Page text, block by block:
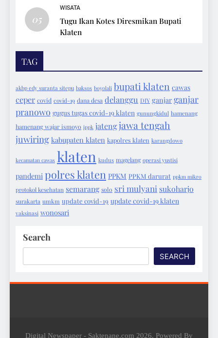
05
WISATA
Tugu Ikan Kotes Diresmikan Bupati
Klaten
TAG
akbp edy suranta sitepu baksos boyolali bupati klaten cawas
ceper covid covid-19 dana desa delanggu DIY ganjar ganjar
pranowo gugus tugas covid-19 klaten gunungkidul hamenang
hamenang wajar ismoyo ippk jatengjawa tengah
juwiring kabupaten klaten kapolres klaten karangdowo
kecamatan cawas klaten kudus magelang operasi yustisi
pandemi polres klaten PPKM PPKM darurat ppkm mikro
protokol kesehatan semarang solo sri mulyani sukoharjo
surakarta umkm update covid-19 update covid-19 klaten
vaksinasi wonosari
Search
SEARCH
Digital Newspaper - Saktenane.com 2026. Powered By